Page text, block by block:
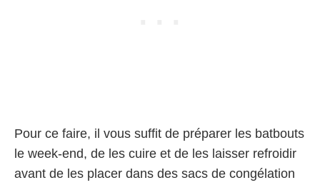
Pour ce faire, il vous suffit de préparer les batbouts
le week-end, de les cuire et de les laisser refroidir
avant de les placer dans des sacs de congélation